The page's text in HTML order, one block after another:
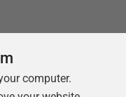
computer.